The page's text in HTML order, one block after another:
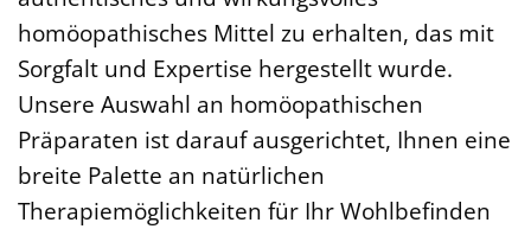
homöopathisches Mittel zu erhalten, das mit
Sorgfalt und Expertise hergestellt wurde.
Unsere Auswahl an homöopathischen
Präparaten ist darauf ausgerichtet, Ihnen eine
breite Palette an natürlichen
Therapiemöglichkeiten für Ihr Wohlbefinden